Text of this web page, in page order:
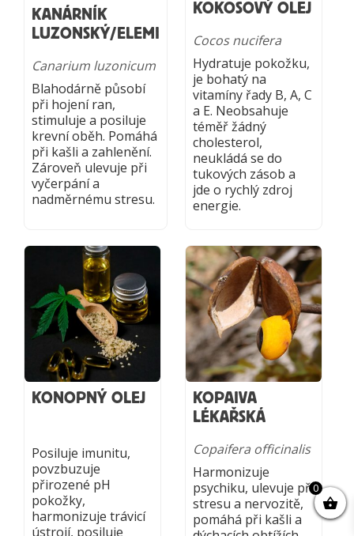
KANÁRNÍK
LUZONSKÝ/ELEMI
Canarium luzonicum
Blahodárně působí
při hojení ran,
stimuluje a posiluje
krevní oběh. Pomáhá
při kašli a zahlenění.
Zároveň ulevuje při
vyčerpání a
nadměrnému stresu.
KOKOSOVÝ OLEJ
Cocos nucifera
Hydratuje pokožku,
je bohatý na
vitamíny řady B, A, C
a E. Neobsahuje
téměř žádný
cholesterol,
neukládá se do
tukových zásob a
jde o rychlý zdroj
energie.
KONOPNÝ OLEJ
Posiluje imunitu,
povzbuzuje
přirozené pH
pokožky,
harmonizuje trávicí
ústrojí, posiluje
KOPAIVA
LÉKAŘSKÁ
Copaifera officinalis
Harmonizuje
psychiku, ulevuje při
stresu a nervozitě,
pomáhá při kašli a
0